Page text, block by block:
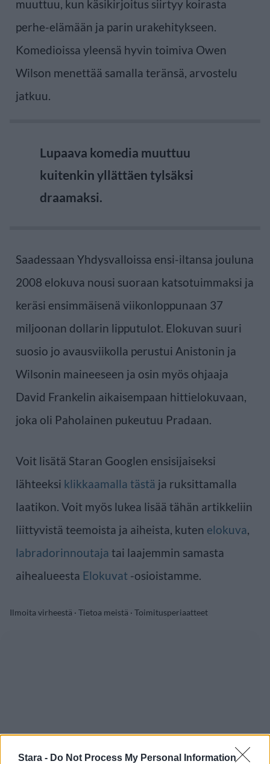
Stara - Do Not Process My Personal Information
muuttuu, kun käsikirjoitus siirtyy koirasta
perhe-elämään ja parin urakehitykseen.
Komedioissa yleensä hyvin toimiva Owen
Wilson menettää samalla teränsä, arvostelu
jatkuu.
Lupaava komedia muuttuu
kuitenkin yllättäen tylsäksi
draamaksi.
Saadessaan Yhdysvalloissa ensi-iltansa jouluna
2008 elokuva nousi suoraan katsotuimmaksi ja
keräsi ensimmäisenä viikonloppunaan 37
miljoonan dollarin lipputulot. Elokuvan suuri
suosio jo avausviikolla perustui Anistonin ja
Wilsonin maineeseen ja osin myös ohjaaja
David Frankelin aikaisempaan hittielokuvaan,
joka oli Paholainen pukeutuu Pradaan.
Voit lisätä Staran Googlen ensisijaiseksi
lähteeksi klikkaamalla tästä ja ruksittamalla
laatikon. Voit myös lukea lisää tähän artikkeliin
liittyvistä teemoista ja aiheista, kuten elokuva,
labradorinnoutaja tai laajemmin samasta
aihealueesta Elokuvat -osioistamme.
Ilmoita virheestä · Tietoa meistä · Toimitusperiaatteet